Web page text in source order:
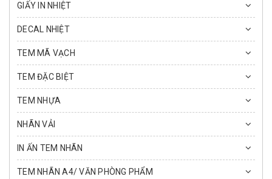
GIẤY IN NHIỆT
DECAL NHIỆT
TEM MÃ VẠCH
TEM ĐẶC BIỆT
TEM NHỰA
NHÃN VẢI
IN ẤN TEM NHÃN
TEM NHÃN A4/ VĂN PHÒNG PHẨM